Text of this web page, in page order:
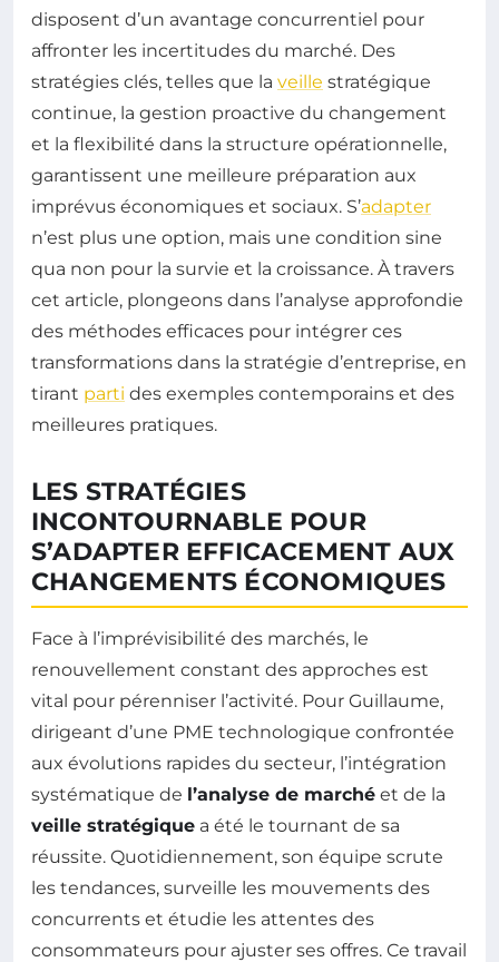
disposent d’un avantage concurrentiel pour
affronter les incertitudes du marché. Des
stratégies clés, telles que la veille stratégique
continue, la gestion proactive du changement
et la flexibilité dans la structure opérationnelle,
garantissent une meilleure préparation aux
imprévus économiques et sociaux. S’adapter
n’est plus une option, mais une condition sine
qua non pour la survie et la croissance. À travers
cet article, plongeons dans l’analyse approfondie
des méthodes efficaces pour intégrer ces
transformations dans la stratégie d’entreprise, en
tirant parti des exemples contemporains et des
meilleures pratiques.
LES STRATÉGIES
INCONTOURNABLE POUR
S’ADAPTER EFFICACEMENT AUX
CHANGEMENTS ÉCONOMIQUES
Face à l’imprévisibilité des marchés, le
renouvellement constant des approches est
vital pour pérenniser l’activité. Pour Guillaume,
dirigeant d’une PME technologique confrontée
aux évolutions rapides du secteur, l’intégration
systématique de l’analyse de marché et de la
veille stratégique a été le tournant de sa
réussite. Quotidiennement, son équipe scrute
les tendances, surveille les mouvements des
concurrents et étudie les attentes des
consommateurs pour ajuster ses offres. Ce travail